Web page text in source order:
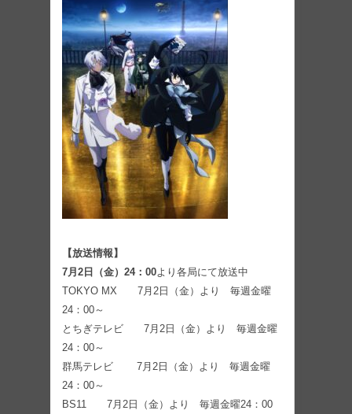
【放送情報】
7月2日（金）24：00より各局にて放送中
TOKYO MX 7月2日（金）より 毎週金曜
24：00～
とちぎテレビ 7月2日（金）より 毎週金曜
24：00～
群馬テレビ 7月2日（金）より 毎週金曜
24：00～
BS11 7月2日（金）より 毎週金曜24：00